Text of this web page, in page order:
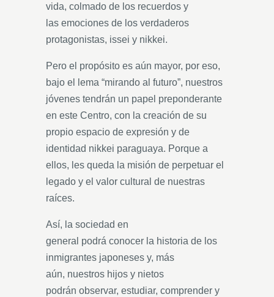
vida, colmado de los recuerdos y
las emociones de los verdaderos
protagonistas, issei y nikkei.
Pero el propósito es aún mayor, por eso,
bajo el lema “mirando al futuro”, nuestros
jóvenes tendrán un papel preponderante
en este Centro, con la creación de su
propio espacio de expresión y de
identidad nikkei paraguaya. Porque a
ellos, les queda la misión de perpetuar el
legado y el valor cultural de nuestras
raíces.
Así, la sociedad en
general podrá conocer la historia de los
inmigrantes japoneses y, más
aún, nuestros hijos y nietos
podrán observar, estudiar, comprender y